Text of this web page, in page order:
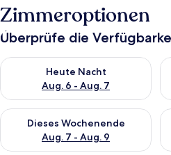
Zimmeroptionen
Überprüfe die
Heute Nacht
Aug. 6 - Aug. 7
Überprüfe die Verfügbarkeit für
Dieses Wochenende
Aug. 7 - Aug. 9
Überprüfe die Verfügbarkeit für